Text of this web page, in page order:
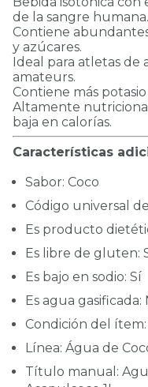
de la sangre humana.
Contiene
y azúcares.
Ideal para atletas de
amateurs.
Contiene más
Altamente
baja en calorías.
Características
Sabor: Coco
Código universal
Es producto
Es libre de gluten:
Es bajo en sodio: Sí
Es agua gasificada:
Condición del
Línea: Água de
Título manual: